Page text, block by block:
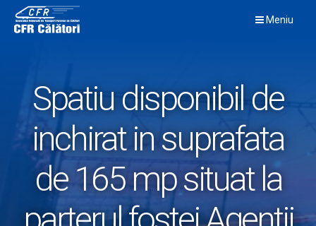
content
Meniu
Spatiu disponibil de
inchirat in suprafata
de 165 mp situat la